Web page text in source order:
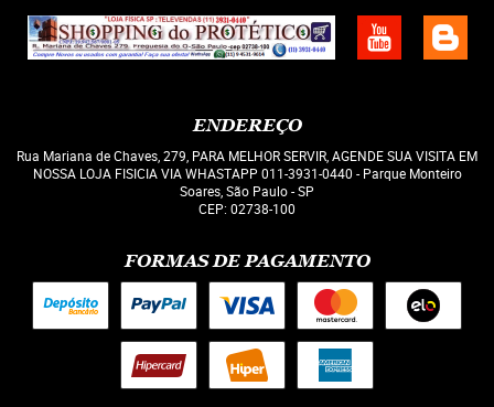
ENDEREÇO
Rua Mariana de Chaves, 279, PARA MELHOR SERVIR, AGENDE SUA VISITA EM
NOSSA LOJA FISICIA VIA WHASTAPP 011-3931-0440 - Parque Monteiro
Soares, São Paulo-SP
CEP: 02738-100
FORMAS DE PAGAMENTO